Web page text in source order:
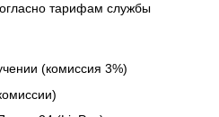
тарифам службы
(комиссия 3%)